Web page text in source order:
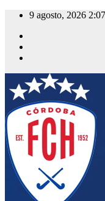
Saltar
contenido
9 agosto, 2026